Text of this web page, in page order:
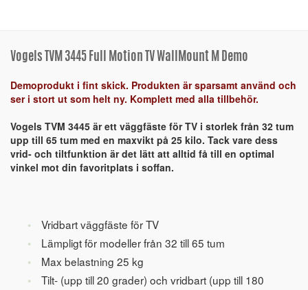
Vogels TVM 3445 Full Motion TV WallMount M Demo
Demoprodukt i fint skick. Produkten är sparsamt använd och
ser i stort ut som helt ny. Komplett med alla tillbehör.
Vogels TVM 3445 är ett väggfäste för TV i storlek från 32 tum
upp till 65 tum med en maxvikt på 25 kilo. Tack vare dess
vrid- och tiltfunktion är det lätt att alltid få till en optimal
vinkel mot din favoritplats i soffan.
Vridbart väggfäste för TV
Lämpligt för modeller från 32 till 65 tum
Max belastning 25 kg
Tilt- (upp till 20 grader) och vridbart (upp till 180